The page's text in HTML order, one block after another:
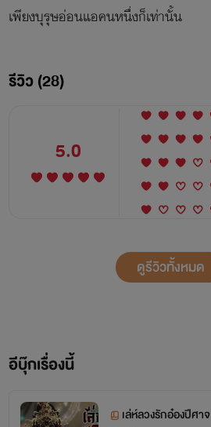
เพียงบุรุษอ่อนแอคนหนึ่งก็เท่านั้น
รีวิว (28)
5.0
ดูรีวิวทั้งหมด
อีบุ๊กเรื่องนี้
เล่ห์ลวงรักอ๋องปีศาจ